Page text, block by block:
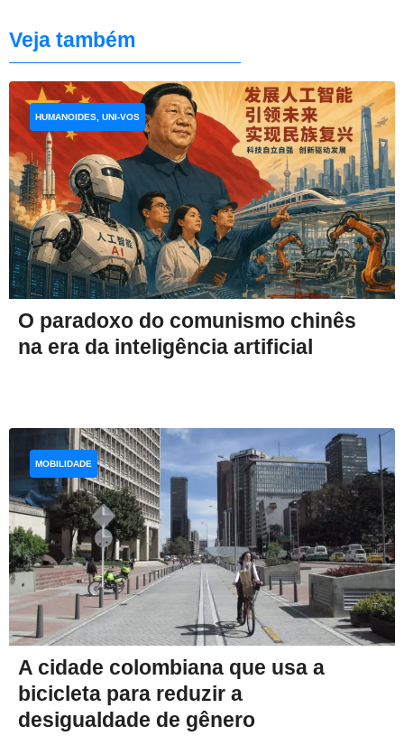
Veja também
O paradoxo do comunismo chinês
na era da inteligência artificial
HUMANOIDES, UNI-VOS
A cidade colombiana que usa a
bicicleta para reduzir a
desigualdade de gênero
MOBILIDADE